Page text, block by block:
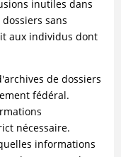
inutiles dans
sans
aux individus dont
de dossiers
fédéral.
nécessaire.
informations